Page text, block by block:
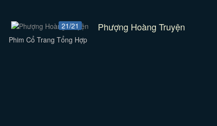
21/21 Phượng Hoàng Truyện
Phim Cổ Trang Tổng Hợp